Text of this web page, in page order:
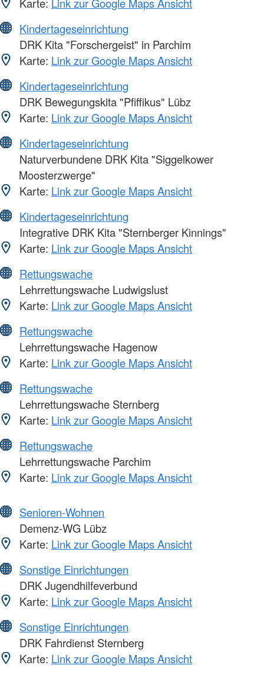
Kindertageseinrichtung
DRK Kita "Forschergeist" in Parchim
Karte: Link zur Google Maps Ansicht
Kindertageseinrichtung
DRK Bewegungskita "Pfiffikus" Lübz
Karte: Link zur Google Maps Ansicht
Kindertageseinrichtung
Naturverbundene DRK Kita "Siggelkower
Moosterzwerge"
Karte: Link zur Google Maps Ansicht
Kindertageseinrichtung
Integrative DRK Kita "Sternberger Kinnings"
Karte: Link zur Google Maps Ansicht
Rettungswache
Lehrrettungswache Ludwigslust
Karte: Link zur Google Maps Ansicht
Rettungswache
Lehrrettungswache Hagenow
Karte: Link zur Google Maps Ansicht
Rettungswache
Lehrrettungswache Sternberg
Karte: Link zur Google Maps Ansicht
Rettungswache
Lehrrettungswache Parchim
Karte: Link zur Google Maps Ansicht
Senioren-Wohnen
Demenz-WG Lübz
Karte: Link zur Google Maps Ansicht
Sonstige Einrichtungen
DRK Jugendhilfeverbund
Karte: Link zur Google Maps Ansicht
Sonstige Einrichtungen
DRK Fahrdienst Sternberg
Karte: Link zur Google Maps Ansicht